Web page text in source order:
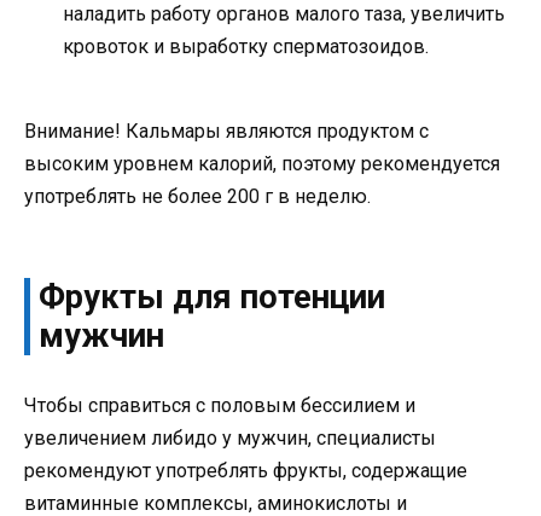
наладить работу органов малого таза, увеличить
кровоток и выработку сперматозоидов.
Внимание! Кальмары являются продуктом с
высоким уровнем калорий, поэтому рекомендуется
употреблять не более 200 г в неделю.
Фрукты для потенции
мужчин
Чтобы справиться с половым бессилием и
увеличением либидо у мужчин, специалисты
рекомендуют употреблять фрукты, содержащие
витаминные комплексы, аминокислоты и